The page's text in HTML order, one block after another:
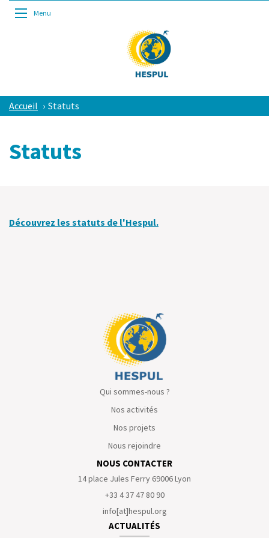
Menu
Accueil Statuts
Statuts
Découvrez les statuts de l'Hespul.
Qui sommes-nous ?
Nos activités
Nos projets
Nous rejoindre
NOUS CONTACTER
14 place Jules Ferry 69006 Lyon
+33 4 37 47 80 90
info[at]hespul.org
ACTUALITÉS